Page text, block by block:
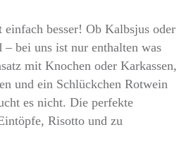
einfach besser! Ob Kalbsjus oder
bei uns ist nur enthalten was
mit Knochen oder Karkassen,
und ein Schlückchen Rotwein
es nicht. Die perfekte
Risotto und zu